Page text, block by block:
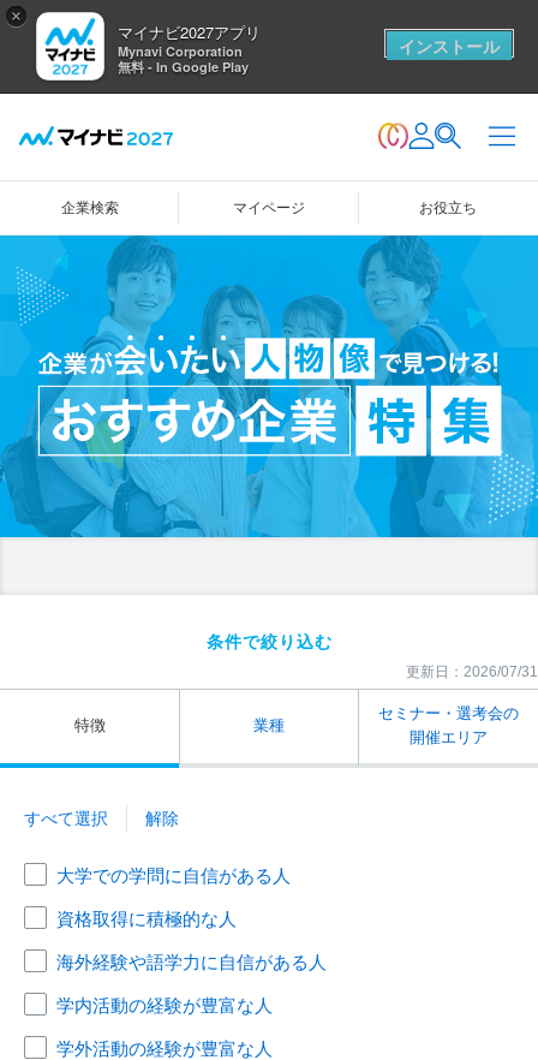
×
マイナビ2027アプリ
Mynavi Corporation
無料 - In Google Play
インストール
企業検索 マイページ お役立ち
条件で絞り込む
更新日：2026/07/31
特徴 業種
セミナー・選考会の
開催エリア
すべて選択 解除
大学での学問に自信がある人
資格取得に積極的な人
海外経験や語学力に自信がある人
学内活動の経験が豊富な人
学外活動の経験が豊富な人